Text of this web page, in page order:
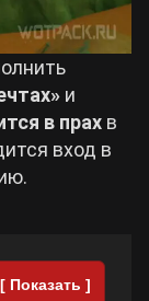
и
в прах в
вход в
[ Показать ]